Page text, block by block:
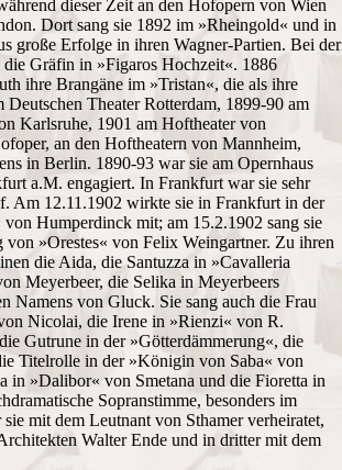
dieser Zeit an den Hofopern von Wien
Dort sang sie 1892 im »Rheingold« und in
große Erfolge in ihren Wagner-Partien. Bei der
Gräfin in »Figaros Hochzeit«. 1886
ihre Brangäne im »Tristan«, die als ihre
Theater Rotterdam, 1899-90 am
Karlsruhe, 1901 am Hoftheater von
an den Hoftheatern von Mannheim,
in Berlin. 1890-93 war sie am Opernhaus
a.M. engagiert. In Frankfurt war sie sehr
Am 12.11.1902 wirkte sie in Frankfurt in der
Humperdinck mit; am 15.2.1902 sang sie
»Orestes« von Felix Weingartner. Zu ihren
die Aida, die Santuzza in »Cavalleria
Meyerbeer, die Selika in Meyerbeers
Namens von Gluck. Sie sang auch die Frau
Nicolai, die Irene in »Rienzi« von R.
Gutrune in der »Götterdämmerung«, die
Titelrolle in der »Königin von Saba« von
»Dalibor« von Smetana und die Fioretta in
Sopranstimme, besonders im
mit dem Leutnant von Sthamer verheiratet,
Walter Ende und in dritter mit dem